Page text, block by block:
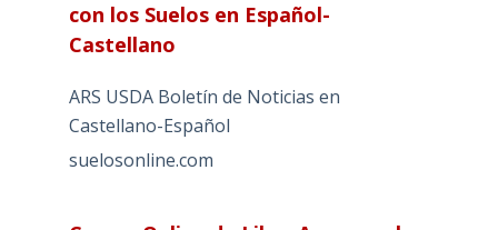
con los Suelos en Español-
Castellano
ARS USDA Boletín de Noticias en
Castellano-Español
suelosonline.com